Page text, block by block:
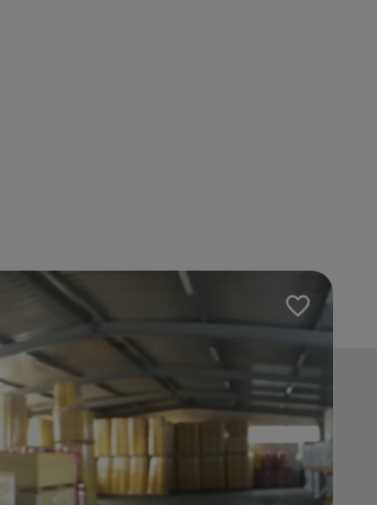
Dodaj do